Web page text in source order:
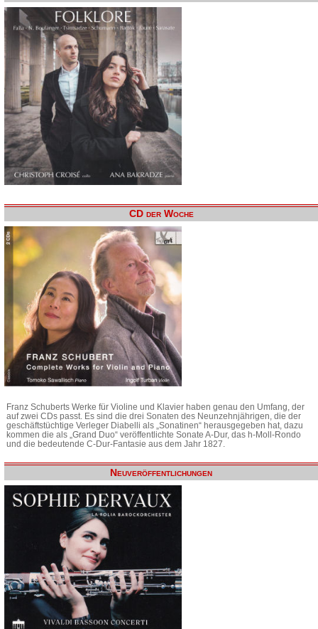
CD der Woche
Franz Schuberts Werke für Violine und Klavier haben genau den Umfang, der
auf zwei CDs passt. Es sind die drei Sonaten des Neunzehnjährigen, die der
geschäftstüchtige Verleger Diabelli als „Sonatinen“ herausgegeben hat, dazu
kommen die als „Grand Duo“ veröffentlichte Sonate A-Dur, das h-Moll-Rondo
und die bedeutende C-Dur-Fantasie aus dem Jahr 1827.
Neuveröffentlichungen